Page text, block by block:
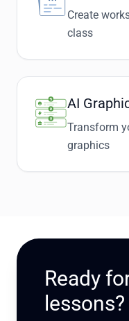
Create
class
AI
Transform
graphics
Ready
lessons?